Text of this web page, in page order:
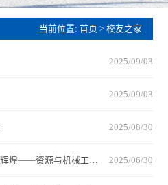
当前位置: 首页 > 校友之家
2025/09/03
2025/09/03
2025/08/30
2025/06/30